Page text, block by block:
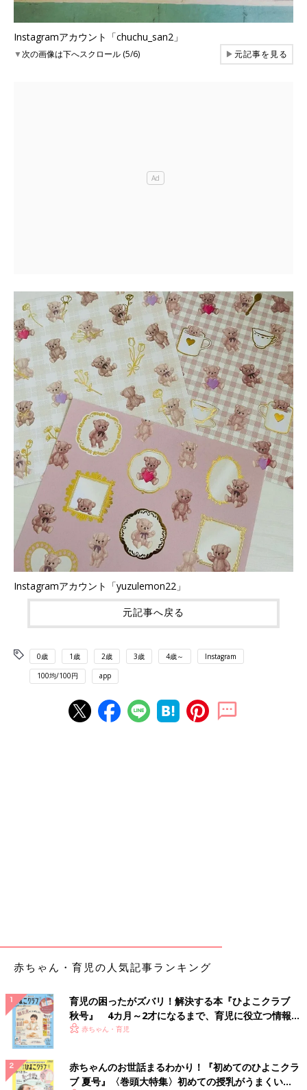
Instagramアカウント「chuchu_san2」
▼次の画像は下へスクロール (5/6) ▶元記事を見る
Instagramアカウント「yuzulemon22」
元記事へ戻る
0歳 1歳 2歳 3歳 4歳～ Instagram
100均/100円 app
赤ちゃん・育児の人気記事ランキング
育児の困ったがズバリ！解決する本『ひよこクラブ
秋号』 4カ月～2才になるまで、育児に役立つ情報が
いっぱい！
赤ちゃん・育児
赤ちゃんのお世話まるわかり！『初めてのひよこクラ
ブ 夏号』〈巻頭大特集〉初めての授乳がうまくい